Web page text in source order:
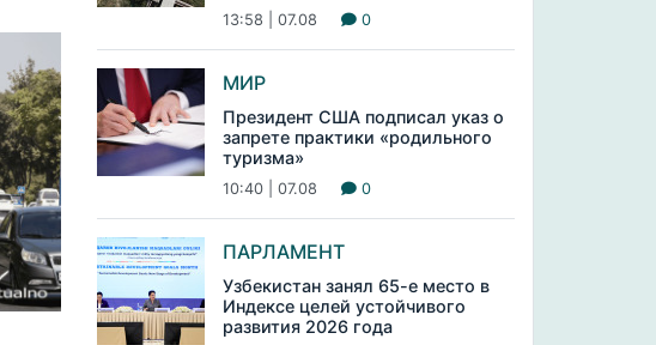
13:58 | 07.08 0
МИР
Президент США подписал указ о
запрете практики «родильного
туризма»
10:40 | 07.08 0
ПАРЛАМЕНТ
Узбекистан занял 65-е место в
Индексе целей устойчивого
развития 2026 года